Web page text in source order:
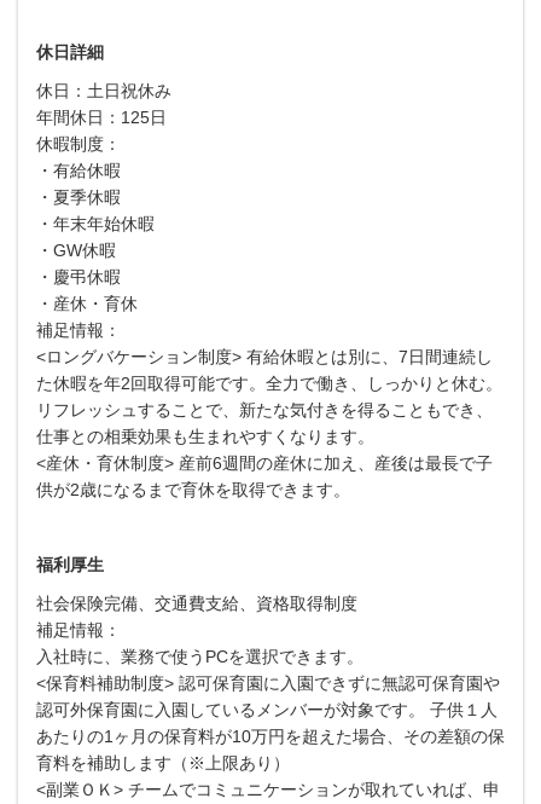
休日詳細
休日：土日祝休み
年間休日：125日
休暇制度：
・有給休暇
・夏季休暇
・年末年始休暇
・GW休暇
・慶弔休暇
・産休・育休
補足情報：
<ロングバケーション制度> 有給休暇とは別に、7日間連続し
た休暇を年2回取得可能です。全力で働き、しっかりと休む。
リフレッシュすることで、新たな気付きを得ることもでき、
仕事との相乗効果も生まれやすくなります。
<産休・育休制度> 産前6週間の産休に加え、産後は最長で子
供が2歳になるまで育休を取得できます。
福利厚生
社会保険完備、交通費支給、資格取得制度
補足情報：
入社時に、業務で使うPCを選択できます。
<保育料補助制度> 認可保育園に入園できずに無認可保育園や
認可外保育園に入園しているメンバーが対象です。 子供１人
あたりの1ヶ月の保育料が10万円を超えた場合、その差額の保
育料を補助します（※上限あり）
<副業ＯＫ> チームでコミュニケーションが取れていれば、申